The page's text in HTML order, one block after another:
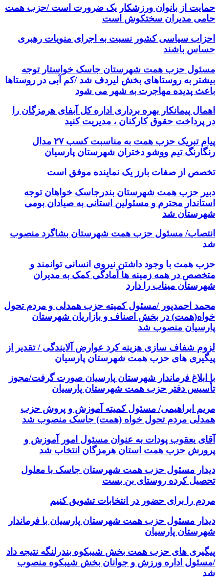
حمایت از بانوان ورزشکار یک ضرورت است /حزب همت
حامی مدیران سختکوش است
احزاب سیاسی کشور نسبت به اجرای منویات رهبری
حساس باشند
مسئول حزب همت شهرستان جاسک خواستار توجه
بیشتر به روستاهای بخش لیردف شد /کم آبی در روستاها
باعث پدیده مهاجرت به شهر می شود
اهمال پیمانکار بهره برداری اداره کل آبفای هرمزگان را
در پرداخت حقوق کارکنان ، مدیریت کنید
پیام تبریک حزب همت به مناسبت کسب ۲۷ مدال
رنگارنگ تیم ووشو دختران شهرستان پارسیان
تخصص از صفات بارز یک نماینده موفق است
دبیر حزب همت شهرستان بندرجاسک خواهان توجه
استاندار محترم و مسئولین استانی به صیادان بومی
شهرستان شد
انتصاب/ مسئول حزب همت شهرستان بشاگرد منصوب
شد
حزب همت با وجود داشتن نیروی انسانی توانمند و
متخصص در همه زمینه ها آمادگی کمک به مدیران
شهرستان میناب را دارد
محمد احمدپور /مسئول کمیته حزب همدلی و مردم تحول
خواه(همت) در بخش اصناف و بازاریان شهرستان
پارسیان منصوب شد
لزوم شفاف سازی هزینه کرد عوارض آلایندگی / تقدیر از
پیگیری های حزب همت شهرستان پارسیان
با ابلاغ فرماندار شهرستان پارسیان صورت گرفت/مجوز
تأسیس دفتر حزب همت شهرستان پارسیان
مریم ابراهیمی/ مسئول کمیته آموزش و پروش حزب
همدلی مردم تحول خواه (همت) جاسک منصوب شد
آقای یعقوب پودات به عنوان مسئول امور آموزش و
پرورش حزب همت استان هرمزگان انتخاب شد
دیدار مسئول حزب همت شهرستان جاسک با معلول
تحصیل کرده روستای بن بست
مردم را برای حضور در انتخابات تشویق کنیم
دیدار مسئول حزب همت شهرستان پارسیان با فرماندار
شهرستان پارسیان
پیگیری های حزب همت بخش شیبکوه بندرلنگه نتیجه داد
/مسئول اداره ورزش و جوانان بخش شیبکوه منصوب
شد